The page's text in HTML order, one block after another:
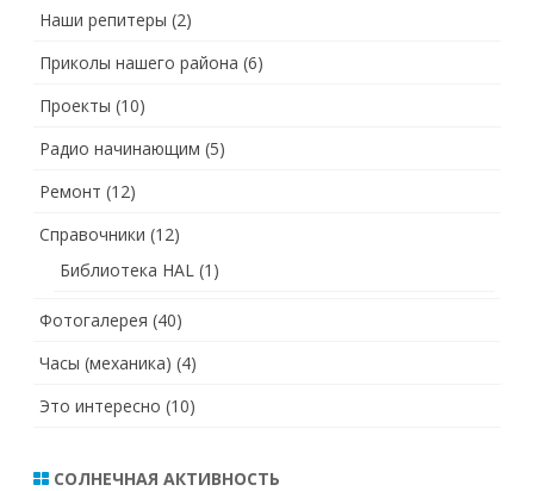
Наши репитеры (2)
Приколы нашего района (6)
Проекты (10)
Радио начинающим (5)
Ремонт (12)
Справочники (12)
Библиотека HAL (1)
Фотогалерея (40)
Часы (механика) (4)
Это интересно (10)
СОЛНЕЧНАЯ АКТИВНОСТЬ